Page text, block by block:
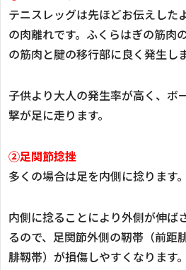
テニスレッグは先ほどお伝えした
の肉離れです。ふくらはぎの筋肉
の筋肉と腱の移行部に良く発生しま
子供より大人の発生率が高く、ボ
撃が足に走ります。
②足関節捻挫
多くの場合は足を内側に捻ります。
内側に捻ることにより外側が伸ば
るので、足関節外側の靭帯（前距
腓靱帯）が損傷しやすくなります。